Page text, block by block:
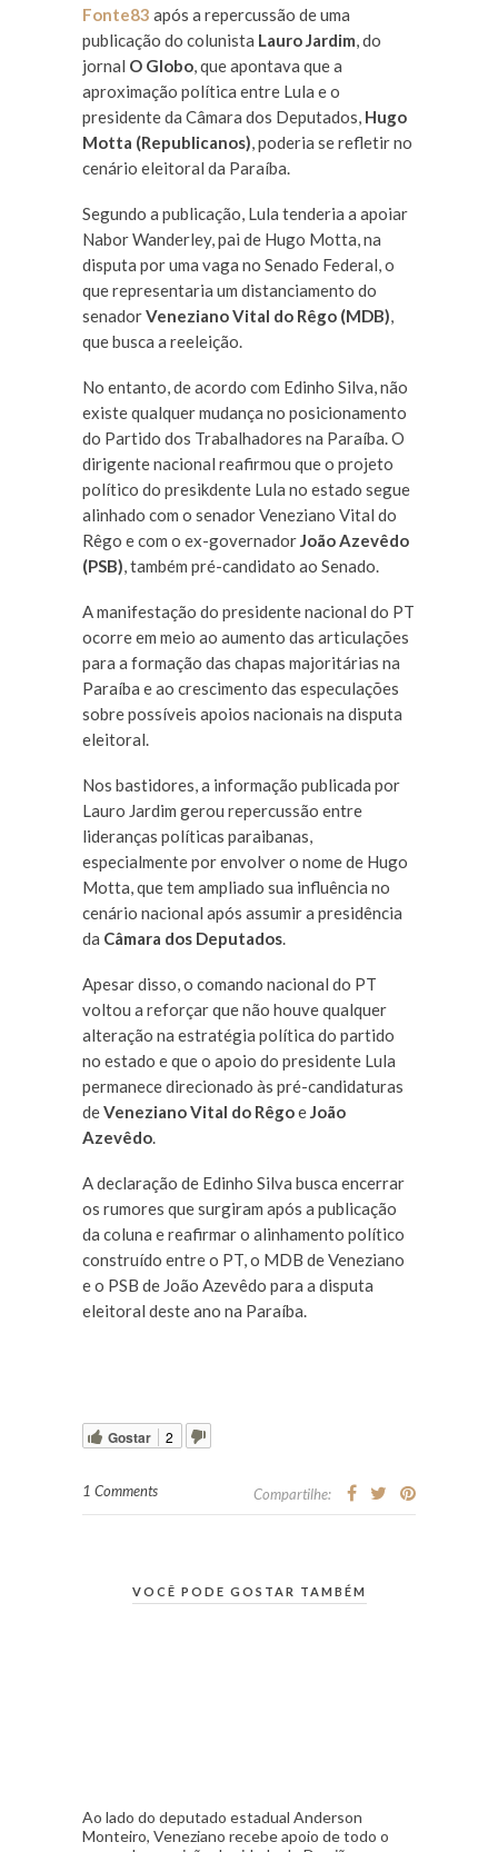
Fonte83 após a repercussão de uma
publicação do colunista Lauro Jardim, do
jornal O Globo, que apontava que a
aproximação política entre Lula e o
presidente da Câmara dos Deputados, Hugo
Motta (Republicanos), poderia se refletir no
cenário eleitoral da Paraíba.
Segundo a publicação, Lula tenderia a apoiar
Nabor Wanderley, pai de Hugo Motta, na
disputa por uma vaga no Senado Federal, o
que representaria um distanciamento do
senadorVeneziano Vital do Rêgo (MDB),
que busca a reeleição.
No entanto, de acordo com Edinho Silva, não
existe qualquer mudança no posicionamento
do Partido dos Trabalhadores na Paraíba. O
dirigente nacional reafirmou que o projeto
político do presikdente Lula no estado segue
alinhado com o senador Veneziano Vital do
Rêgo e com o ex-governadorJoão Azevêdo
(PSB), também pré-candidato ao Senado.
A manifestação do presidente nacional do PT
ocorre em meio ao aumento das articulações
para a formação das chapas majoritárias na
Paraíba e ao crescimento das especulações
sobre possíveis apoios nacionais na disputa
eleitoral.
Nos bastidores, a informação publicada por
Lauro Jardim gerou repercussão entre
lideranças políticas paraibanas,
especialmente por envolver o nome de Hugo
Motta, que tem ampliado sua influência no
cenário nacional após assumir a presidência
da Câmara dos Deputados.
Apesar disso, o comando nacional do PT
voltou a reforçar que não houve qualquer
alteração na estratégia política do partido
no estado e que o apoio do presidente Lula
permanece direcionado às pré-candidaturas
deVeneziano Vital do RêgoeJoão
Azevêdo.
A declaração de Edinho Silva busca encerrar
os rumores que surgiram após a publicação
da coluna e reafirmar o alinhamento político
construído entre o PT, o MDB de Veneziano
e o PSB de João Azevêdo para a disputa
eleitoral deste ano na Paraíba.
Gostar 2
1 Comments Compartilhe:
VOCÊ PODE GOSTAR TAMBÉM
Ao lado do deputado estadual Anderson
Monteiro, Veneziano recebe apoio de todo o